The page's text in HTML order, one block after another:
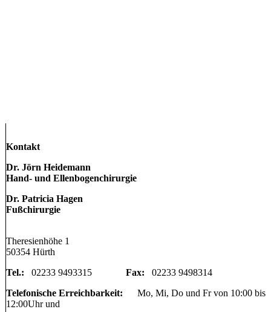
Kontakt
Dr. Jörn Heidemann
Hand- und Ellenbogenchirurgie
Dr. Patricia Hagen
Fußchirurgie
Theresienhöhe 1
50354 Hürth
Tel.: 02233 9493315 Fax: 02233 9498314
Telefonische Erreichbarkeit: Mo, Mi, Do und Fr von 10:00 bis
12:00Uhr und